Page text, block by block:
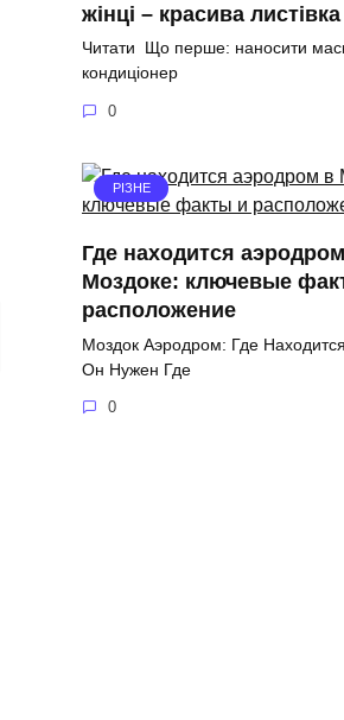
жінці – красива листівка
Читати Що перше: наносити
кондиціонер
0
РІЗНЕ
Где находится
Моздоке: ключевые
расположение
Моздок Аэродром: Где
Он Нужен Где
0